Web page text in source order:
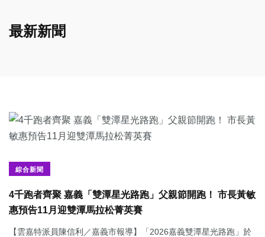
最新新聞
綜合新聞
4千跑者齊聚 嘉義「雙潭星光路跑」父親節開跑！ 市長黃敏
惠預告11月迎雙潭馬拉松菁英賽
【雲嘉特派員陳信利／嘉義市報導】「2026嘉義雙潭星光路跑」於